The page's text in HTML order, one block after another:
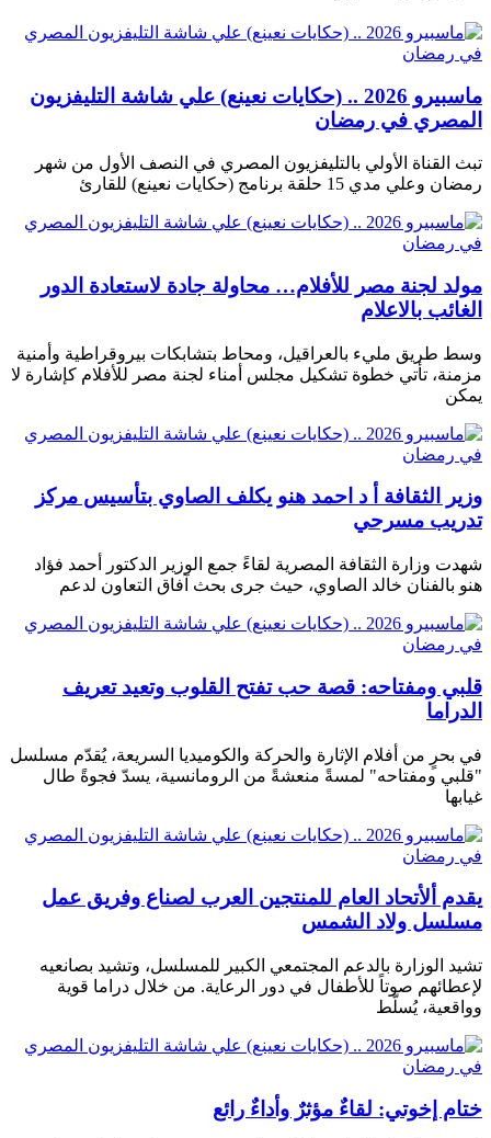
ماسبيرو 2026 .. (حكايات نعينع) علي شاشة التليفزيون
المصري في رمضان
تبث القناة الأولي بالتليفزيون المصري في النصف الأول من شهر
رمضان وعلي مدي 15 حلقة برنامج (حكايات نعينع) للقارئ
مولد لجنة مصر للأفلام… محاولة جادة لاستعادة الدور
الغائب بالاعلام
وسط طريق مليء بالعراقيل، ومحاط بتشابكات بيروقراطية وأمنية
مزمنة، تأتي خطوة تشكيل مجلس أمناء لجنة مصر للأفلام كإشارة لا
يمكن
وزير الثقافة أ د احمد هنو يكلف الصاوي بتأسيس مركز
تدريب مسرحي
شهدت وزارة الثقافة المصرية لقاءً جمع الوزير الدكتور أحمد فؤاد
هنو بالفنان خالد الصاوي، حيث جرى بحث آفاق التعاون لدعم
قلبي ومفتاحه: قصة حب تفتح القلوب وتعيد تعريف
الدراما
في بحرٍ من أفلام الإثارة والحركة والكوميديا ​​السريعة، يُقدّم مسلسل
"قلبي ومفتاحه" لمسةً منعشةً من الرومانسية، يسدّ فجوةً طال
غيابها
يقدم ألأتحاد العام للمنتجين العرب لصناع وفريق عمل
مسلسل ولاد الشمس
تشيد الوزارة بالدعم المجتمعي الكبير للمسلسل، وتشيد بصانعيه
لإعطائهم صوتاً للأطفال في دور الرعاية. من خلال دراما قوية
وواقعية، يُسلّط
ختام إخوتي: لقاءٌ مؤثرٌ وأداءٌ رائع